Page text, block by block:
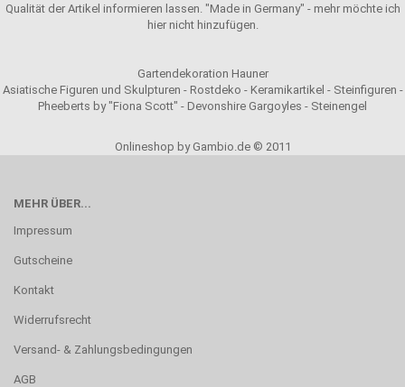
Qualität der Artikel informieren lassen. "Made in Germany" - mehr möchte ich
hier nicht hinzufügen.
Gartendekoration Hauner
Asiatische Figuren und Skulpturen - Rostdeko - Keramikartikel - Steinfiguren -
Pheeberts by "Fiona Scott" - Devonshire Gargoyles - Steinengel
Onlineshop by Gambio.de © 2011
MEHR ÜBER...
Impressum
Gutscheine
Kontakt
Widerrufsrecht
Versand- & Zahlungsbedingungen
AGB